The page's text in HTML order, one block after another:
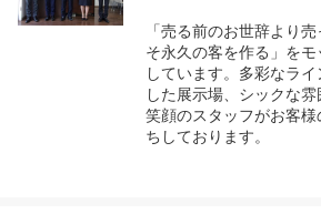
「売る前のお世辞より
そ永久の客を作る」を
しています。多彩なラ
した展示場、シックな雰
笑顔のスタッフがお客
ちしております。